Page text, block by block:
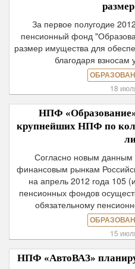
За первое полугодие
пенсионный фонд
размер имущества для
благодаря взносам
18
НПФ
крупнейших НПФ по
Согласно новым
финансовым рынкам
на апрель 2012 года 105
пенсионных фондов
обязательному
15
НПФ «АвтоВАЗ»